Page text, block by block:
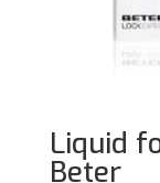
Liquid
Beter